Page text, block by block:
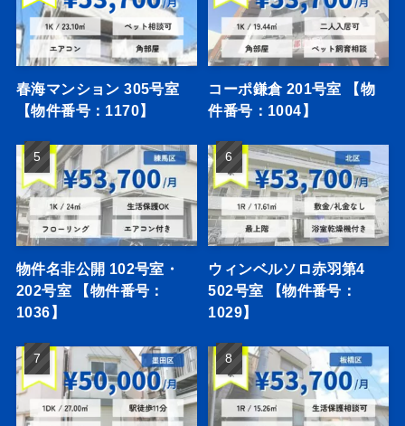
春海マンション 305号室
【物件番号：1170】
コーポ鎌倉 201号室 【物
件番号：1004】
物件名非公開 102号室・
202号室 【物件番号：
1036】
ウィンベルソロ赤羽第4
502号室 【物件番号：
1029】